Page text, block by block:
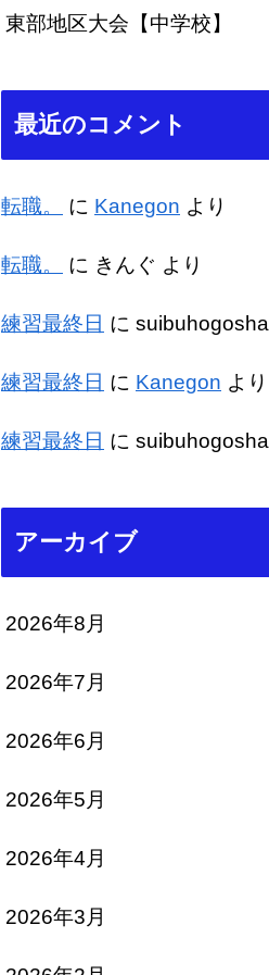
東部地区大会【中学校】
最近のコメント
転職。 に Kanegon より
転職。 に きんぐ より
練習最終日 に suibuhogosha
練習最終日 に Kanegon より
練習最終日 に suibuhogosha
アーカイブ
2026年8月
2026年7月
2026年6月
2026年5月
2026年4月
2026年3月